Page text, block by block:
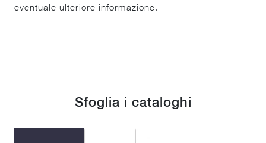
eventuale ulteriore informazione.
Sfoglia i cataloghi